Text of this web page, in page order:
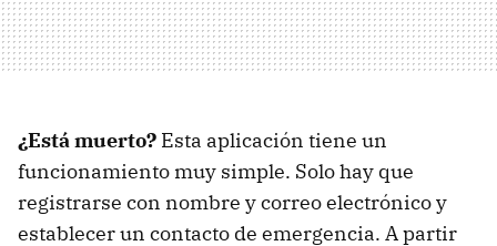
¿Está muerto? Esta aplicación tiene un
funcionamiento muy simple. Solo hay que
registrarse con nombre y correo electrónico y
establecer un contacto de emergencia. A partir